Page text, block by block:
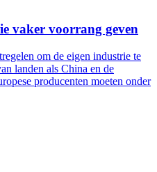
vaker voorrang geven
om de eigen industrie te
landen als China en de
producenten moeten onder